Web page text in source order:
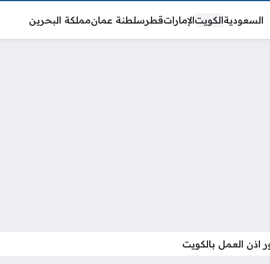
السعوديةالكويتالإماراتقطرسلطنة عمانمملكة البحرين
اذن العمل بالكويت